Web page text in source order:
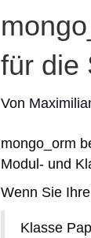
für die
Von
mongo_orm
Modul- und
Wenn Sie
Klasse